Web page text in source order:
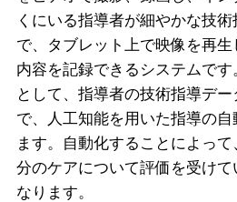
くにいる指導者が細やかな技
で、タブレット上で映像を再
内容を記録できるシステムで
として、指導者の技術指導デ
で、人工知能を用いた指導の
ます。自動化することによっ
分のケアについて評価を受け
なります。